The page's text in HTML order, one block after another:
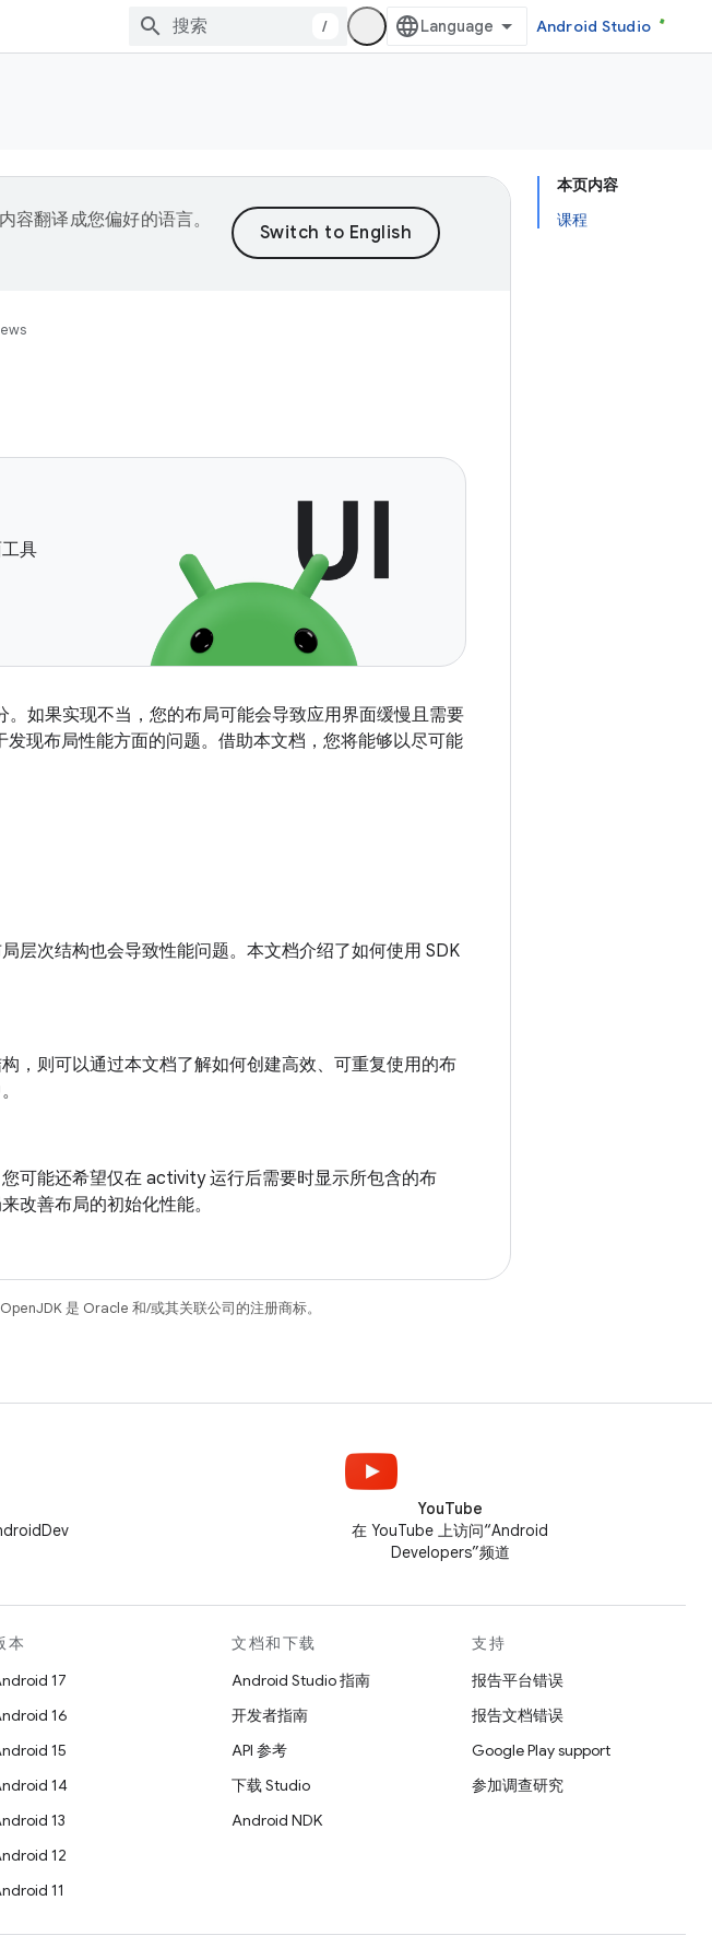
/ Android Studio
本页内容
课程
容翻译成您偏好的语言。
具
如果实现不当，您的布局可能会导致应用界面缓慢且需要
现布局性能方面的问题。借助本文档，您将能够以尽可能
层次结构也会导致性能问题。本文档介绍了如何使用 SDK
，则可以通过本文档了解如何创建高效、可重复使用的布
可能还希望仅在 activity 运行后需要时显示所包含的布
改善布局的初始化性能。
是 Oracle 和/或其关联公司的注册商标。
YouTube
在 YouTube 上访问“Android
Developers”频道
本
17
16
15
14
13
12
11
文档和下载
Android Studio 指南
开发者指南
API 参考
下载 Studio
Android NDK
支持
报告平台错误
报告文档错误
Google Play support
参加调查研究